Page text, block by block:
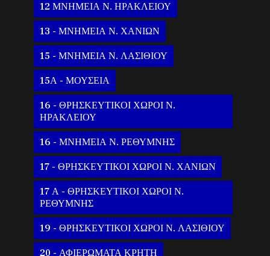
12 ΜΝΗΜΕΙΑ Ν. ΗΡΑΚΛΕΙΟΥ
13 - ΜΝΗΜΕΙΑ Ν. ΧΑΝΙΩΝ
15 - ΜΝΗΜΕΙΑ Ν. ΛΑΣΙΘΙΟΥ
15Α - ΜΟΥΣΕΙΑ
16 - ΘΡΗΣΚΕΥΤΙΚΟΙ ΧΩΡΟΙ Ν.
ΗΡΑΚΛΕΙΟΥ
16 - ΜΝΗΜΕΙΑ Ν. ΡΕΘΥΜΝΗΣ
17 - ΘΡΗΣΚΕΥΤΙΚΟΙ ΧΩΡΟΙ Ν. ΧΑΝΙΩΝ
17 Α - ΘΡΗΣΚΕΥΤΙΚΟΙ ΧΩΡΟΙ Ν.
ΡΕΘΥΜΝΗΣ
19 - ΘΡΗΣΚΕΥΤΙΚΟΙ ΧΩΡΟΙ Ν. ΛΑΣΙΘΙΟΥ
20 - ΑΦΙΕΡΩΜΑΤΑ ΚΡΗΤΗ